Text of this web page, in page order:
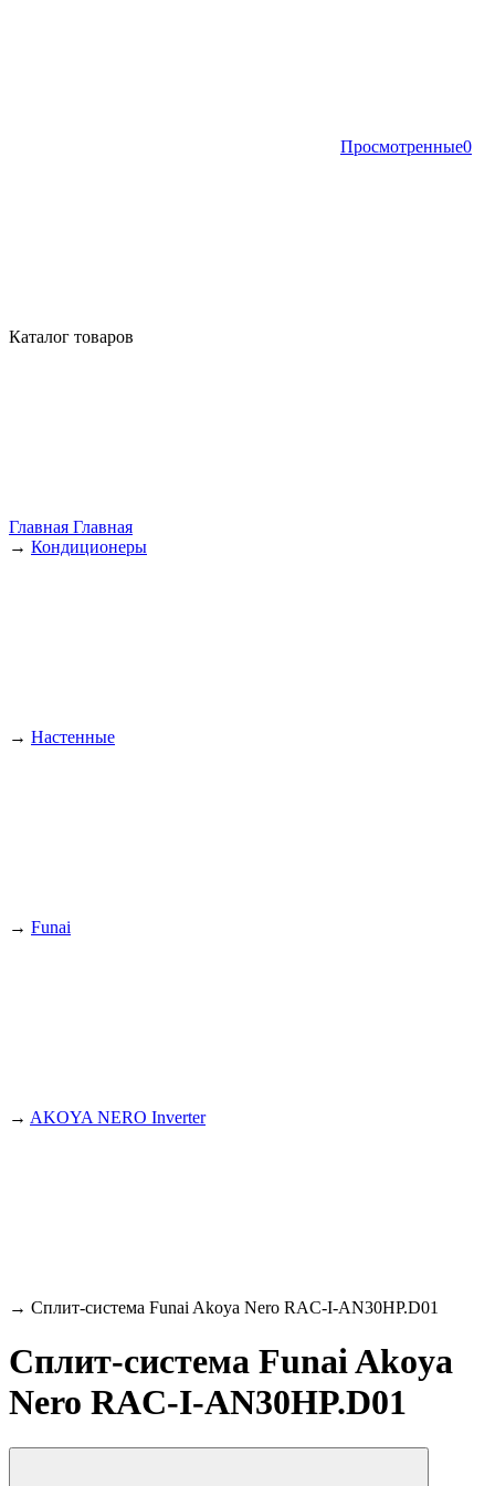
Просмотренные0
Каталог товаров
Главная Главная
→ Кондиционеры
→ Настенные
→ Funai
→ AKOYA NERO Inverter
→ Сплит-система Funai Akoya Nero RAC-I-AN30HP.D01
Сплит-система Funai Akoya
Nero RAC-I-AN30HP.D01